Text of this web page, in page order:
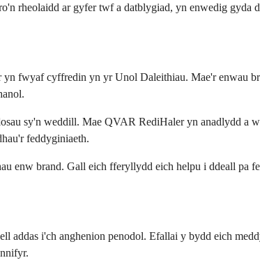
rheolaidd ar gyfer twf a datblygiad, yn enwedig gyda
fwyaf cyffredin yn yr Unol Daleithiau. Mae'r enwau
sy'n weddill. Mae QVAR RediHaler yn anadlydd a
feddyginiaeth.
enw brand. Gall eich fferyllydd eich helpu i ddeall
addas i'ch anghenion penodol. Efallai y bydd eich